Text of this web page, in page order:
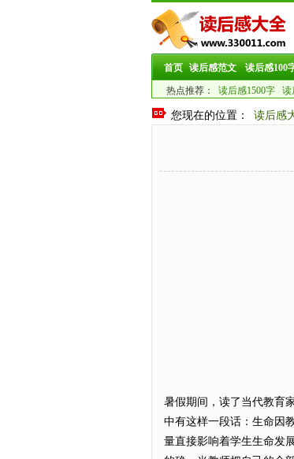
首页 读后感范文 读后感100
热点推荐： 读后感1500字 读
您现在的位置： 读后感
暑假期间，读了当代教育
中有这样一段话：生命因
量直接影响着学生生命发